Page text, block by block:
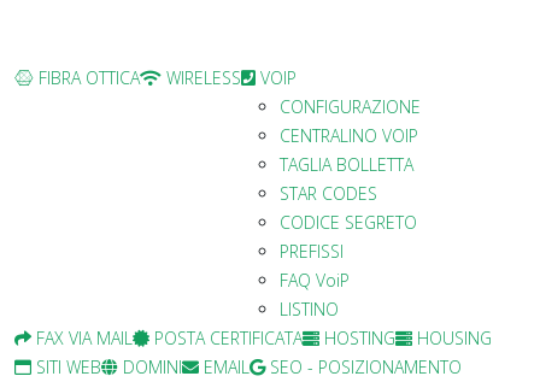
FIBRA OTTICA WIRELESS
VOIP
CONFIGURAZIONE
CENTRALINO VOIP
TAGLIA BOLLETTA
STAR CODES
CODICE SEGRETO
PREFISSI
FAQ VoiP
LISTINO
FAX VIA MAIL
POSTA CERTIFICATA HOSTING
HOUSING
SITI WEB
DOMINI EMAIL SEO - POSIZIONAMENTO